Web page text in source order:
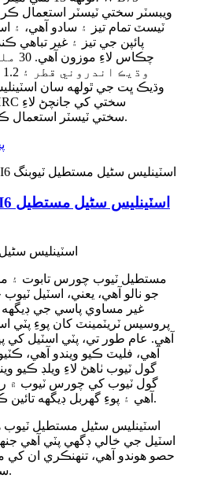
ويبسٽر سختي ٽيسٽر استعمال
ٽيسٽ تمام تيز ۽ سادو آهي، ۽
پائپن جي تيز ۽ غير تباهي
چڪاس
وڌيڪ ڀت جي ٿولهه سان
Rockwell سختي ٽيسٽر استعمال ڪريو.
اسٽينلیس
مستطيل ٽيوب چورس تابوت ۽
جو نالو آهي، يعني، اسٽيل
غير مساوي پاسي جي ڊيگهه
پروسيس ٽريٽمينٽ کان پوءِ پٽي
آهي. عام طور تي، پٽي اسٽيل کي
آهي، فليٽ ڪيو ويندو آهي،
گول ٽيوب ٺاهڻ لاءِ ويلڊ ڪيو
گول ٽيوب کي چورس ٽيوب ۾
آهي ۽ پوءِ گهربل ڊيگهه تائين ڪٽيو ويندو آهي.
اسٽينلیس سٹیل مستطيل
اسٽيل جي خالي ڊگهي پٽي آهي
حصو هوندو آهي، تنهنڪري ان کي
سڏيو ويندو آهي.